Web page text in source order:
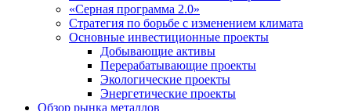
«Серная программа 2.0»
Стратегия по борьбе с изменением климата
Основные инвестиционные проекты
Добывающие активы
Перерабатывающие проекты
Экологические проекты
Энергетические проекты
Обзор рынка металлов